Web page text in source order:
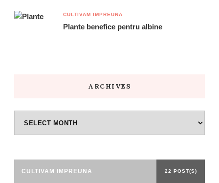
CULTIVAM IMPREUNA
Plante benefice pentru albine
ARCHIVES
CULTIVAM IMPREUNA 22 POST(S)